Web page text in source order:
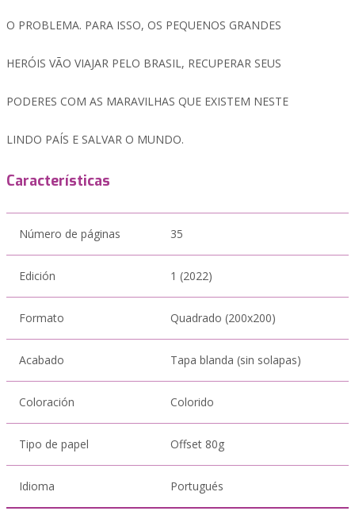
O PROBLEMA. PARA ISSO, OS PEQUENOS GRANDES
HERÓIS VÃO VIAJAR PELO BRASIL, RECUPERAR SEUS
PODERES COM AS MARAVILHAS QUE EXISTEM NESTE
LINDO PAÍS E SALVAR O MUNDO.
Características
Número de páginas 35
Edición 1 (2022)
Formato Quadrado (200x200)
Acabado Tapa blanda (sin solapas)
Coloración Colorido
Tipo de papel Offset 80g
Idioma Portugués